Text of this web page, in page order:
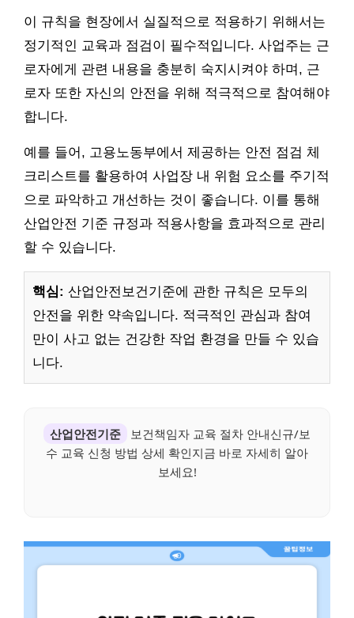
이 규칙을 현장에서 실질적으로 적용하기 위해서는
정기적인 교육과 점검이 필수적입니다. 사업주는 근
로자에게 관련 내용을 충분히 숙지시켜야 하며, 근
로자 또한 자신의 안전을 위해 적극적으로 참여해야
합니다.
예를 들어, 고용노동부에서 제공하는 안전 점검 체
크리스트를 활용하여 사업장 내 위험 요소를 주기적
으로 파악하고 개선하는 것이 좋습니다. 이를 통해
산업안전 기준 규정과 적용사항을 효과적으로 관리
할 수 있습니다.
핵심: 산업안전보건기준에 관한 규칙은 모두의
안전을 위한 약속입니다. 적극적인 관심과 참여
만이 사고 없는 건강한 작업 환경을 만들 수 있습
니다.
산업안전기준
보건책임자 교육 절차 안내신규/보
수 교육 신청 방법 상세 확인지금 바로 자세히 알아
보세요!